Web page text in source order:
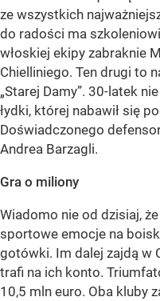
ze wszystkich
do radości ma
włoskiej ekipy zabraknie
Chielliniego. Ten drugi to
„Starej Damy”. 30-latek
łydki, której nabawił się
Doświadczonego
Andrea Barzagli.
Gra o miliony
Wiadomo nie od dzisiaj,
sportowe emocje na
gotówki. Im dalej zajdą w
trafi na ich konto.
10,5 mln euro. Oba kluby